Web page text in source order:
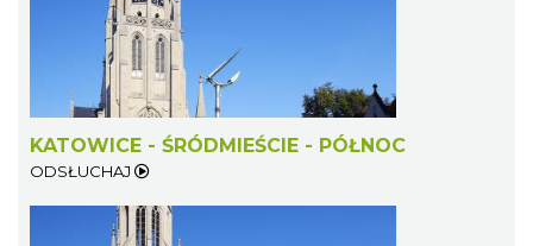
KATOWICE - ŚRÓDMIEŚCIE - PÓŁNOC
ODSŁUCHAJ